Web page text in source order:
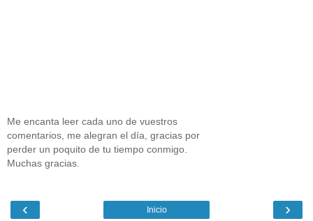
Me encanta leer cada uno de vuestros
comentarios, me alegran el día, gracias por
perder un poquito de tu tiempo conmigo.
Muchas gracias.
‹ ›
Inicio